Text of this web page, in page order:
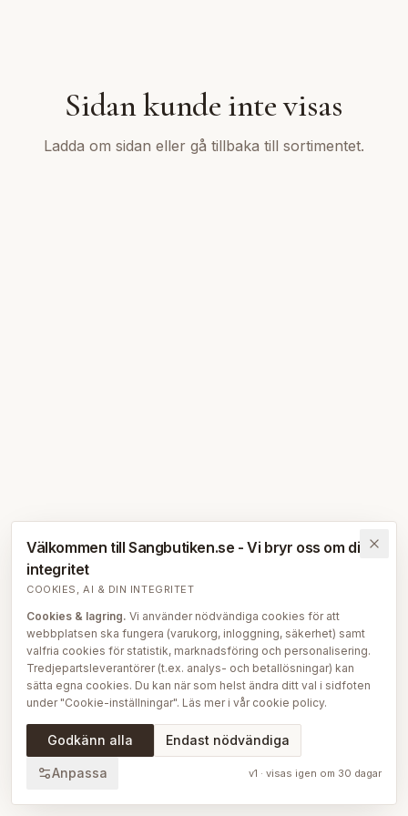
Sidan kunde inte visas
Ladda om sidan eller gå tillbaka till sortimentet.
Välkommen till Sangbutiken.se - Vi bryr oss om din
integritet
COOKIES, AI & DIN INTEGRITET
Cookies & lagring. Vi använder nödvändiga cookies för att
webbplatsen ska fungera (varukorg, inloggning, säkerhet) samt
valfria cookies för statistik, marknadsföring och personalisering.
Tredjepartsleverantörer (t.ex. analys- och betallösningar) kan
sätta egna cookies. Du kan när som helst ändra ditt val i sidfoten
under "Cookie-inställningar". Läs mer i vår cookie policy.
AI på Sängbutiken.För att ge dig en bättre upplevelse använder
vi delvis AI-teknik — bl.a. för smartare sök- och
att skapa, översätta och redigera delar av vårt redaktionella
Godkänn alla Endast nödvändiga
Anpassa v1 · visas igen om 30 dagar